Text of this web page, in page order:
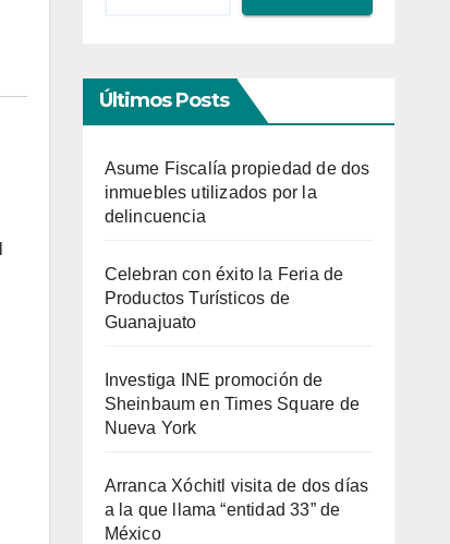
Últimos Posts
Asume Fiscalía propiedad de dos
inmuebles utilizados por la
delincuencia
Celebran con éxito la Feria de
Productos Turísticos de
Guanajuato
Investiga INE promoción de
Sheinbaum en Times Square de
Nueva York
Arranca Xóchitl visita de dos días
a la que llama “entidad 33” de
México